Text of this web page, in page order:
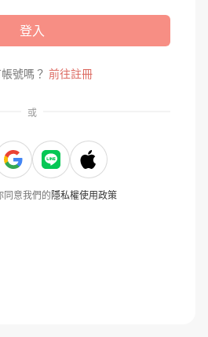
登入
號嗎？ 前往註冊
或
同意我們的隱私權使用政策